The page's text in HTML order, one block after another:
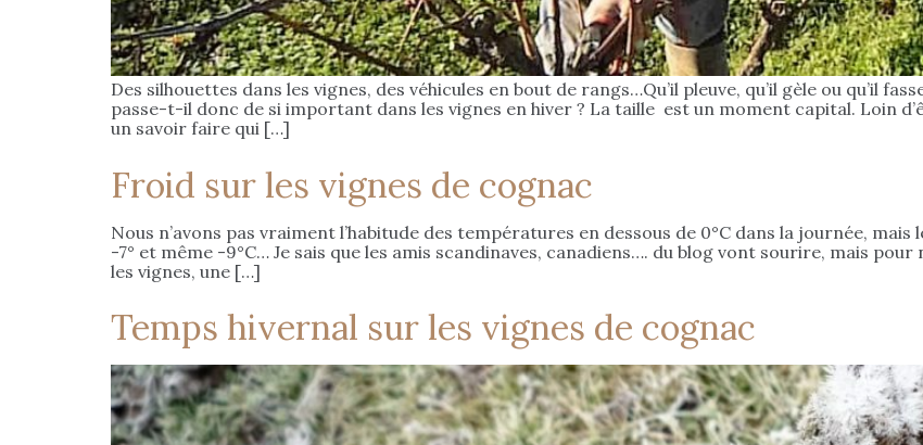
Des silhouettes dans les vignes, des véhicules en bout de rangs…Qu’il pleuve, qu’il gèle ou qu’il
passe-t-il donc de si important dans les vignes en hiver ? La taille est un moment capital. Loin
un savoir faire qui […]
Froid sur les vignes de cognac
Nous n’avons pas vraiment l’habitude des températures en dessous de 0°C dans la journée,
-7° et même -9°C… Je sais que les amis scandinaves, canadiens…. du blog vont sourire, mais pour
les vignes, une […]
Temps hivernal sur les vignes de cognac